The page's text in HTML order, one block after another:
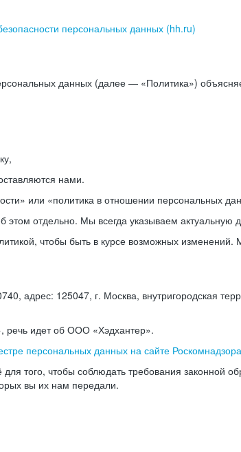
персональных данных (hh.ru)
данных (далее — «Политика»)
нами.
или «политика в отношении персональных
отдельно. Мы всегда указываем актуальную
чтобы быть в курсе возможных
125047, г. Москва, внутригородская
речь идет об ООО «Хэдхантер».
персональных данных на сайте Роскомнадзора
того, чтобы соблюдать требования законной
вы их нам передали.